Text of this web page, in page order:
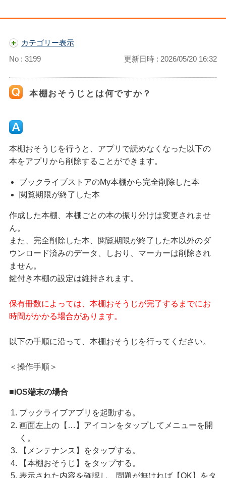
カテゴリー表示
No : 3199
更新日時 : 2026/05/20 16:32
本棚おそうじとは何ですか？
本棚おそうじを行うと、アプリで読めなくなった以下の
本をアプリから削除することができます。
ブックライブストアのMy本棚から完全削除した本
閲覧期限が終了した本
作成した本棚、本棚ごとの本の振り分けは変更されませ
ん。
また、完全削除した本、閲覧期限が終了した本以外のダ
ウンロード済みのデータ、しおり、マーカーは削除され
ません。
鍵付き本棚の設定は維持されます。
保有冊数によっては、本棚おそうじが完了するまでにお
時間がかかる場合があります。
以下の手順に沿って、本棚おそうじを行ってください。
＜操作手順＞
■iOS端末の場合
ブックライブアプリを起動する。
画面左上の【…】アイコンをタップしてメニューを開
く。
【メンテナンス】をタップする。
【本棚おそうじ】をタップする。
表示された内容を確認し、問題が無ければ【OK】をタ